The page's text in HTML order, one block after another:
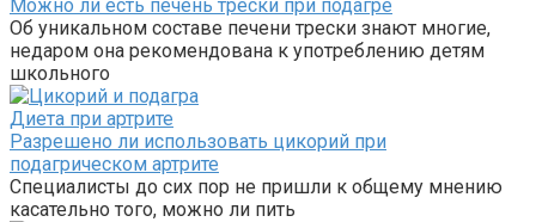
Можно ли есть печень трески при подагре
Об уникальном составе печени трески знают многие,
недаром она рекомендована к употреблению детям
школьного
Диета при артрите
Разрешено ли использовать цикорий при
подагрическом артрите
Специалисты до сих пор не пришли к общему мнению
касательно того, можно ли пить